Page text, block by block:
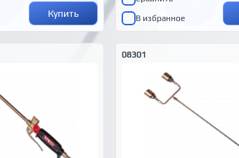
Купить
В избранное
08301